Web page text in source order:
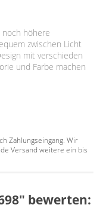
höhere
zwischen Licht
mit verschieden
und Farbe machen
Zahlungseingang. Wir
Versand weitere ein bis
bewerten: